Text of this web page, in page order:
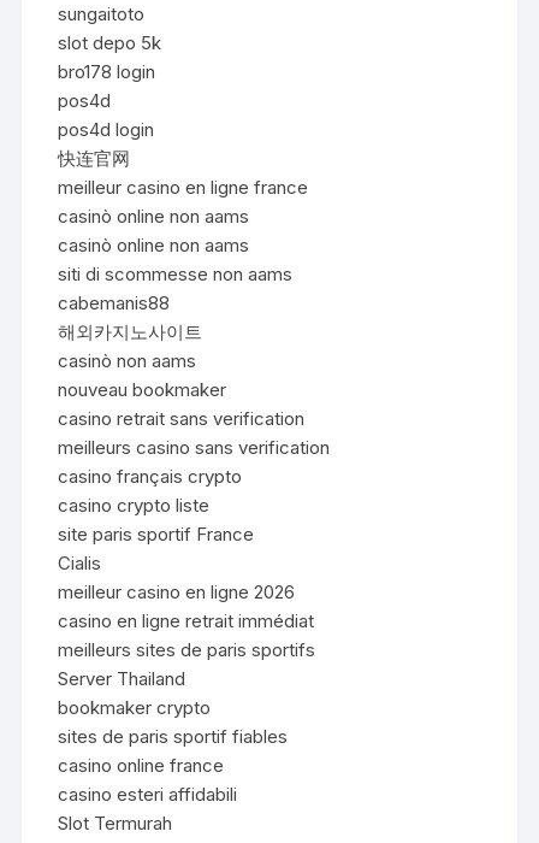
sungaitoto
slot depo 5k
bro178 login
pos4d
pos4d login
快连官网
meilleur casino en ligne france
casinò online non aams
casinò online non aams
siti di scommesse non aams
cabemanis88
해외카지노사이트
casinò non aams
nouveau bookmaker
casino retrait sans verification
meilleurs casino sans verification
casino français crypto
casino crypto liste
site paris sportif France
Cialis
meilleur casino en ligne 2026
casino en ligne retrait immédiat
meilleurs sites de paris sportifs
Server Thailand
bookmaker crypto
sites de paris sportif fiables
casino online france
casino esteri affidabili
Slot Termurah